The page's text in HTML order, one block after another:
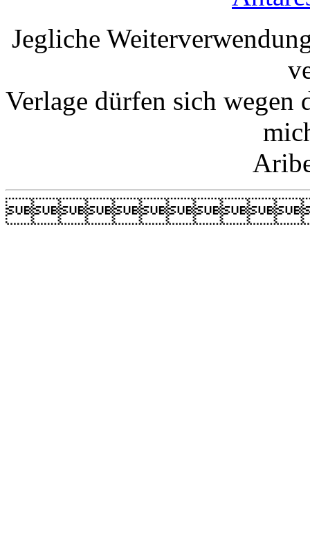
Jegliche
Verlage dürfen sich wegen